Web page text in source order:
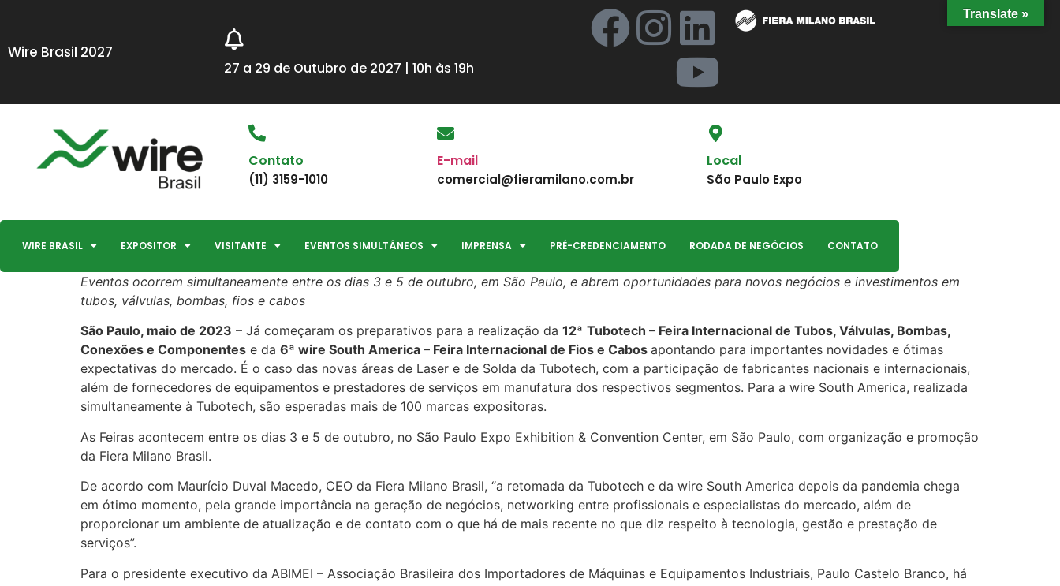
Wire Brasil 2027
27 a 29 de Outubro de 2027 | 10h às 19h
Contato
(11) 3159-1010
E-mail
comercial@fieramilano.com.br
Local
São Paulo Expo
WIRE BRASIL EXPOSITOR VISITANTE EVENTOS SIMULTÂNEOS IMPRENSA PRÉ-CREDENCIAMENTO RODADA DE NEGÓCIOS CONTATO
Eventos ocorrem simultaneamente entre os dias 3 e 5 de outubro, em São Paulo, e abrem oportunidades para novos negócios e investimentos em
tubos, válvulas, bombas, fios e cabos
São Paulo, maio de 2023 – Já começaram os preparativos para a realização da 12ª Tubotech – Feira Internacional de Tubos, Válvulas, Bombas,
Conexões e Componentes e da 6ª wire South America – Feira Internacional de Fios e Cabos apontando para importantes novidades e ótimas
expectativas do mercado. É o caso das novas áreas de Laser e de Solda da Tubotech, com a participação de fabricantes nacionais e internacionais,
além de fornecedores de equipamentos e prestadores de serviços em manufatura dos respectivos segmentos. Para a wire South America, realizada
simultaneamente à Tubotech, são esperadas mais de 100 marcas expositoras.
As Feiras acontecem entre os dias 3 e 5 de outubro, no São Paulo Expo Exhibition & Convention Center, em São Paulo, com organização e promoção
da Fiera Milano Brasil.
De acordo com Maurício Duval Macedo, CEO da Fiera Milano Brasil, “a retomada da Tubotech e da wire South America depois da pandemia chega
em ótimo momento, pela grande importância na geração de negócios, networking entre profissionais e especialistas do mercado, além de
proporcionar um ambiente de atualização e de contato com o que há de mais recente no que diz respeito à tecnologia, gestão e prestação de
serviços”.
Para o presidente executivo da ABIMEI – Associação Brasileira dos Importadores de Máquinas e Equipamentos Industriais, Paulo Castelo Branco, há
Translate »